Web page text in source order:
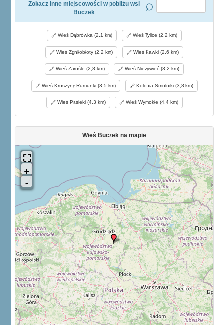
Zobacz inne miejscowości w pobliżu wsi
Buczek
Wieś Dąbrówka (2,1 km) Wieś Tylice (2,2 km)
Wieś Zgniłobłoty (2,2 km) Wieś Kawki (2,6 km)
Wieś Zarośle (2,8 km) Wieś Nieżywięć (3,2 km)
Wieś Kruszyny-Rumunki (3,5 km) Kolonia Smolniki (3,8 km)
Wieś Pasieki (4,3 km) Wieś Wymokłe (4,4 km)
Wieś Buczek na mapie